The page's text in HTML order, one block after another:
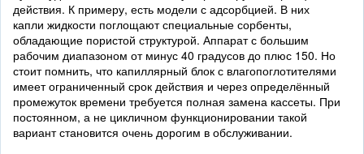
действия. К примеру, есть модели с адсорбцией. В них
капли жидкости поглощают специальные сорбенты,
обладающие пористой структурой. Аппарат с большим
рабочим диапазоном от минус 40 градусов до плюс 150. Но
стоит помнить, что капиллярный блок с влагопоглотителями
имеет ограниченный срок действия и через определённый
промежуток времени требуется полная замена кассеты. При
постоянном, а не цикличном функционировании такой
вариант становится очень дорогим в обслуживании.